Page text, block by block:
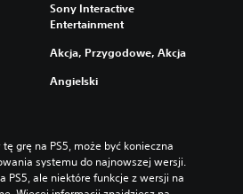
Sony Interactive
Entertainment
Akcja, Przygodowe, Akcja
Angielski
grę na PS5, może być konieczna
systemu do najnowszej wersji.
PS5, ale niektóre funkcje z wersji na